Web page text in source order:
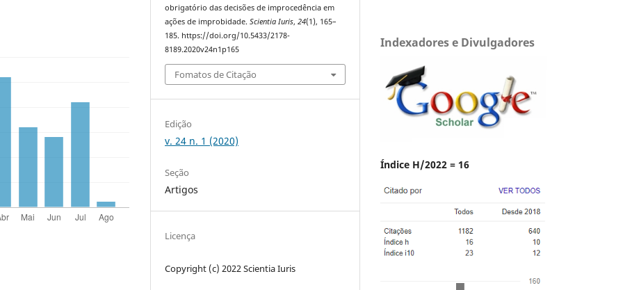
obrigatório das decisões de improcedência em
ações de improbidade.Scientia Iuris,24(1), 165–
185. https://doi.org/10.5433/2178-
8189.2020v24n1p165
Fomatos de Citação
Edição
v. 24 n. 1 (2020)
Seção
Artigos
Licença
Copyright (c) 2022 Scientia Iuris
Indexadores e Divulgadores
Índice H/2022 = 16